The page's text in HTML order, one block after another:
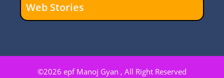
Web Stories
ESIC Gateway :
ESIC Gateway
Wage
सरकार का नया
तोहफा… देश में नया
ESIC
फायदे क्या
©2026 epf Manoj Gyan , All Right Reserved